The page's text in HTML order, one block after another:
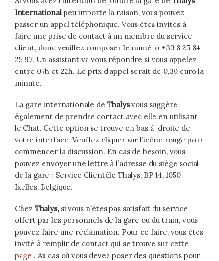
International peu importe la raison, vous pouvez
passer un appel téléphonique. Vous êtes invités à
faire une prise de contact à un membre du service
client, donc veuillez composer le numéro +33 8 25 84
25 97. Un assistant va vous répondre si vous appelez
entre 07h et 22h. Le prix d’appel serait de 0,30 euro la
minute.
La gare internationale de Thalysvous suggère
également de prendre contact avec elle en utilisant
le Chat. Cette option se trouve en bas à droite de
votre interface. Veuillez cliquer sur l’icône rouge pour
commencer la discussion. En cas de besoin, vous
pouvez envoyer une lettre à l’adresse du siège social
de la gare : Service Clientèle Thalys, BP 14, 1050
Ixelles, Belgique.
Chez Thalys, si vous n’êtes pas satisfait du service
offert par les personnels de la gare ou du train, vous
pouvez faire une réclamation. Pour ce faire, vous êtes
invité à remplir de contact qui se trouve sur cette
page . Au cas où vous devez poser des questions pour